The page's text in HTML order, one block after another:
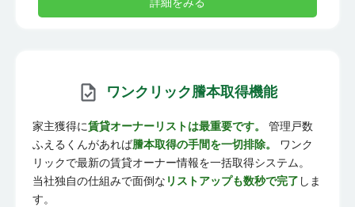
ワンクリック謄本取得機能
家主獲得に賃貸オーナーリストは最重要です。
管理戸数
ふえるくんがあれば謄本取得の手間を一切排除。
ワンク
リックで最新の賃貸オーナー情報を一括取得システム。
当社独自の仕組みで面倒な リストアップも数秒で完了 しま
す。